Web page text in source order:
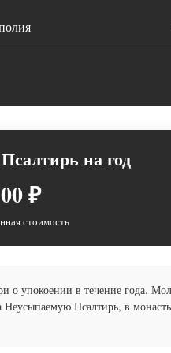
на год
₽
стоимость
о упокоении в течение года.
Неусыпаемую Псалтирь, в